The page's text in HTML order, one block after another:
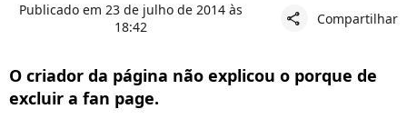
Publicado em 23 de julho de 2014 às
18:42
share Compartilhar
O criador da página não explicou o porque de
excluir a fan page.